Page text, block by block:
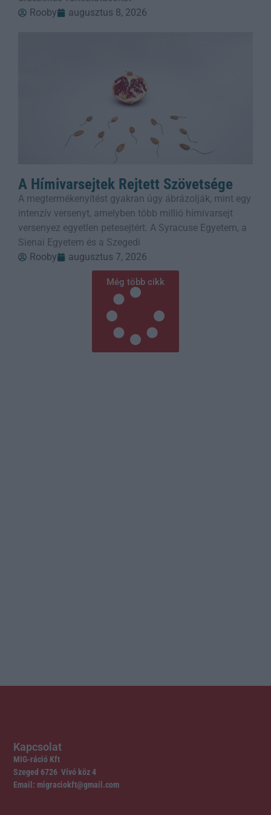
Rooby
augusztus 8, 2026
A Hímivarsejtek Rejtett Szövetsége
A megtermékenyítést gyakran úgy ábrázolják, mint egy
intenzív versenyt, amelyben több millió hímivarsejt
versenyez egyetlen petesejtért. A Syracuse Egyetem, a
Sienai Egyetem és a Szegedi
Rooby
augusztus 7, 2026
Még több cikk
Kapcsolat
MIG-ráció Kft
Szeged 6726 Vívó köz 4
Email: migraciokft@gmail.com